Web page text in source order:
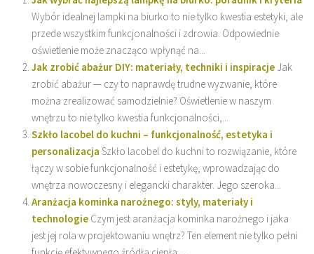
Wybór idealnej lampki na biurko to nie tylko kwestia estetyki, ale
przede wszystkim funkcjonalności i zdrowia. Odpowiednie
oświetlenie może znacząco wpłynąć na...
Jak zrobić abażur DIY: materiały, techniki i inspiracje Jak
zrobić abażur — czy to naprawdę trudne wyzwanie, które
można zrealizować samodzielnie? Oświetlenie w naszym
wnętrzu to nie tylko kwestia funkcjonalności,...
Szkło lacobel do kuchni – funkcjonalność, estetyka i
personalizacja Szkło lacobel do kuchni to rozwiązanie, które
łączy w sobie funkcjonalność i estetykę, wprowadzając do
wnętrza nowoczesny i elegancki charakter. Jego szeroka...
Aranżacja kominka narożnego: styly, materiały i
technologie Czym jest aranżacja kominka narożnego i jaka
jest jej rola w projektowaniu wnętrz? Ten element nie tylko pełni